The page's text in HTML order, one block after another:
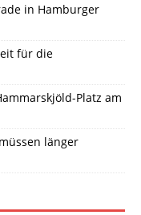
in Hamburger
für die
Platz am
länger